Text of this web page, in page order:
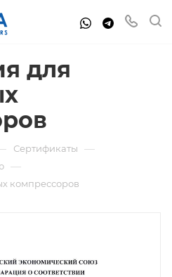
для
Сертификаты —
—
компрессоров